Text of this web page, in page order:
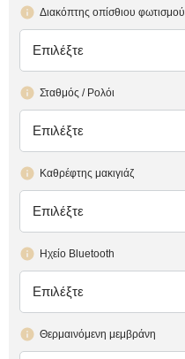
Διακόπτης οπίσθιου φωτισμού
έλλειψη
Επιλέξτε
Σταθμός / Ρολόι
έλλειψη
Επιλέξτε
Καθρέφτης μακιγιάζ
έλλειψη
Επιλέξτε
Ηχείο Bluetooth
έλλειψη
Επιλέξτε
Θερμαινόμενη μεμβράνη